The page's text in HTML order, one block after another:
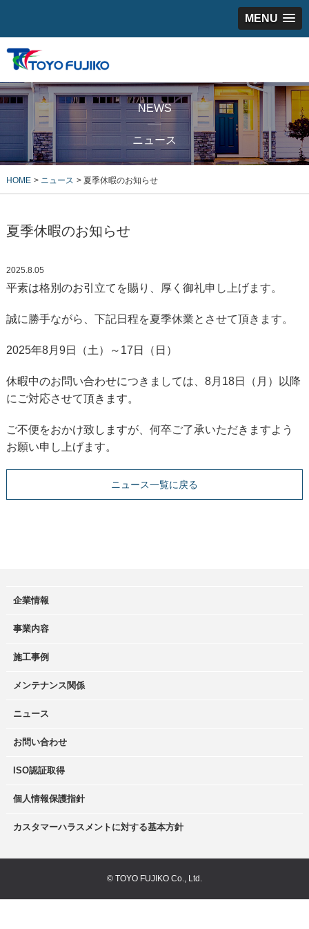
MENU
NEWS
ニュース
HOME ニュース 夏季休暇のお知らせ
夏季休暇のお知らせ
2025.8.05
平素は格別のお引立てを賜り、厚く御礼申し上げます。
誠に勝手ながら、下記日程を夏季休業とさせて頂きます。
2025年8月9日（土）～17日（日）
休暇中のお問い合わせにつきましては、8月18日（月）以降
にご対応させて頂きます。
ご不便をおかけ致しますが、何卒ご了承いただきますよう
お願い申し上げます。
ニュース一覧に戻る
企業情報
事業内容
施工事例
メンテナンス関係
ニュース
お問い合わせ
ISO認証取得
個人情報保護指針
カスタマーハラスメントに対する基本方針
© TOYO FUJIKO Co., Ltd.